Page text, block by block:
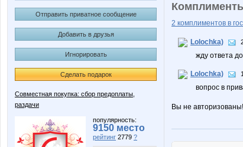
Отправить приватное сообщение
Добавить в друзья
Игнорировать
Сделать подарок
Совместная покупка: сбор предоплаты,
раздачи
популярность:
9150 место
рейтинг 2779 ?
2 комплиментов в
Lolochka)
жду ответа
Lolochka)
вопрос в
Вы не